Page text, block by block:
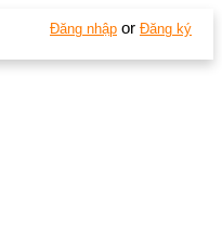
Đăng nhập or Đăng ký